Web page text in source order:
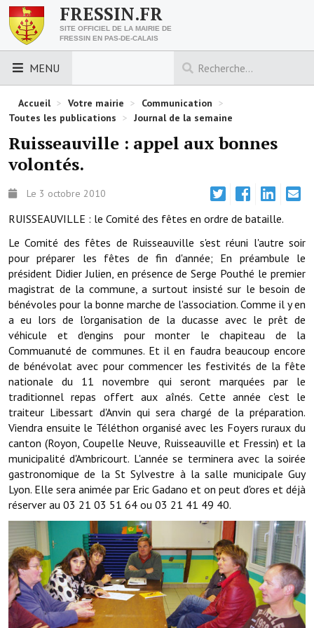
FRESSIN.FR
SITE OFFICIEL DE LA MAIRIE DE
FRESSIN EN PAS-DE-CALAIS
MENU
LES ESSENTIELS
Découvrez Fressin
Venir à Fressin
Urbanisme
Nous contacter
Horaires de la mairie
Les foulées fressinoises
ACCÈS RAPIDE
Démarches administratives
Projets et travaux en cours
Fêtes et manifestations
Numéros d'urgence
Terrains et maisons à vendre
VOTRE MAIRIE
Elus et agents
L'équipe municipale
Le personnel municipal
Les moyens financiers
Accueil > Votre mairie > Communication >
Toutes les publications > Journal de la semaine
Ruisseauville : appel aux bonnes
volontés.
Le 3 octobre 2010
RUISSEAUVILLE : le Comité des fêtes en ordre de bataille.
Le Comité des fêtes de Ruisseauville s'est réuni l'autre soir
pour préparer les fêtes de fin d'année; En préambule le
président Didier Julien, en présence de Serge Pouthé le premier
magistrat de la commune, a surtout insisté sur le besoin de
bénévoles pour la bonne marche de l'association. Comme il y en
a eu lors de l'organisation de la ducasse avec le prêt de
véhicule et d'engins pour monter le chapiteau de la
Commuanuté de communes. Et il en faudra beaucoup encore
de bénévolat avec pour commencer les festivités de la fête
nationale du 11 novembre qui seront marquées par le
traditionnel repas offert aux aînés. Cette année c'est le
traiteur Libessart d'Anvin qui sera chargé de la préparation.
Viendra ensuite le Téléthon organisé avec les Foyers ruraux du
canton (Royon, Coupelle Neuve, Ruisseauville et Fressin) et la
municipalité d'Ambricourt. L'année se terminera avec la soirée
gastronomique de la St Sylvestre à la salle municipale Guy
Lyon. Elle sera animée par Eric Gadano et on peut d'ores et déjà
réserver au 03 21 03 51 64 ou 03 21 41 49 40.